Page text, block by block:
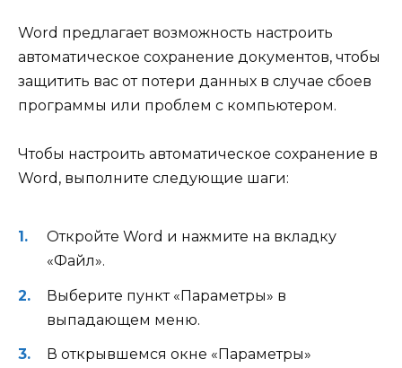
Word предлагает возможность настроить
автоматическое сохранение документов, чтобы
защитить вас от потери данных в случае сбоев
программы или проблем с компьютером.
Чтобы настроить автоматическое сохранение в
Word, выполните следующие шаги:
Откройте Word и нажмите на вкладку
«Файл».
Выберите пункт «Параметры» в
выпадающем меню.
В открывшемся окне «Параметры»